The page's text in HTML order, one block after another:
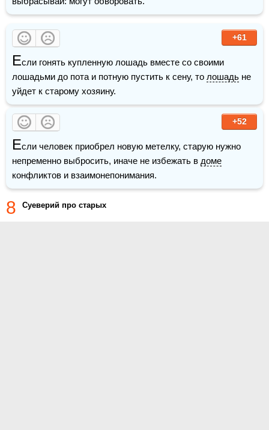
+61
Если гонять купленную лошадь вместе со своими
лошадьми до пота и потную пустить к сену, то лошадь не
уйдет к старому хозяину.
+52
Если человек приобрел новую метелку, старую нужно
непременно выбросить, иначе не избежать в доме
конфликтов и взаимонепонимания.
8 Суеверий про старых